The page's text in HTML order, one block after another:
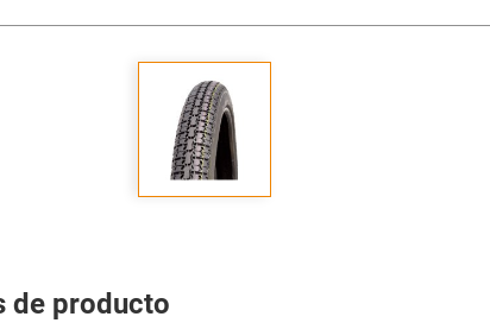
de producto